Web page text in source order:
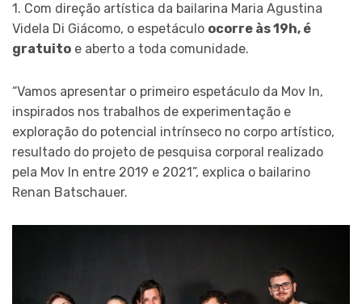
1. Com direção artística da bailarina Maria Agustina
Videla Di Giácomo, o espetáculo ocorre às 19h, é
gratuito e aberto a toda comunidade.
“Vamos apresentar o primeiro espetáculo da Mov In,
inspirados nos trabalhos de experimentação e
exploração do potencial intrínseco no corpo artístico,
resultado do projeto de pesquisa corporal realizado
pela Mov In entre 2019 e 2021”, explica o bailarino
Renan Batschauer.